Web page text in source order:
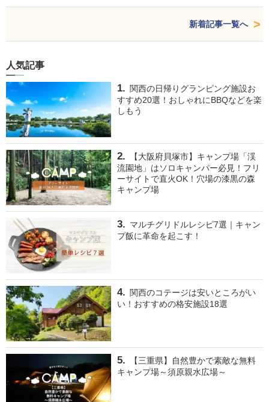
新着記事一覧へ
人気記事
関西の日帰りグランピング施設お
すすめ20選！おしゃれにBBQなどを楽
しもう
【大阪府貝塚市】キャンプ場「渓
流園地」はソロキャンパー必見！フリ
ーサイトで直火OK！穴場の漆黒の森
キャンプ場
マルチグリドルレシピ7選｜キャン
プ飯に革命を起こす！
関西のコテージは安いところがい
い！おすすめの格安施設18選
【三重県】自然豊かで素敵な無料
キャンプ場～須原親水広場～